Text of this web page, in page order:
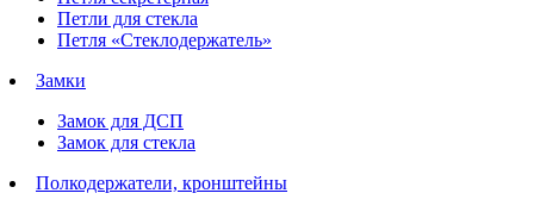
Петли для стекла
Петля «Стеклодержатель»
Замки
Замок для ДСП
Замок для стекла
Полкодержатели, кронштейны